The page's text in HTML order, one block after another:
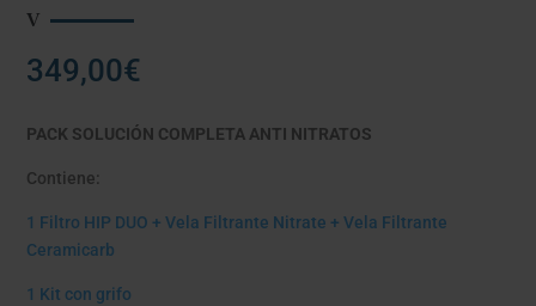
349,00€
PACK SOLUCIÓN COMPLETA ANTI NITRATOS
Contiene:
1 Filtro HIP DUO + Vela Filtrante Nitrate + Vela Filtrante
Ceramicarb
1 Kit con grifo